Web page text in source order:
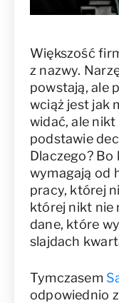
Większość
z nazwy.
powstają, ale
wciąż jest jak
widać, ale nikt
podstawie
Dlaczego? Bo
wymagają od
pracy, której
której nikt nie
dane, które
slajdach
Tymczasem
odpowiednio